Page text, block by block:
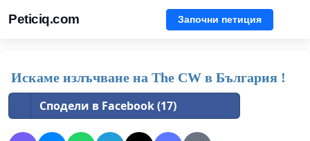
Peticiq.com Започни петиция
Искаме излъчване на The CW в България !
Сподели в Facebook (17)